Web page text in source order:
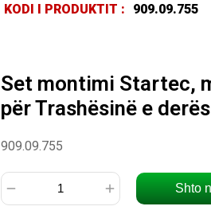
KODI I PRODUKTIT : 909.09.755
Set montimi Startec,
për Trashësinë e
909.09.755
Shto